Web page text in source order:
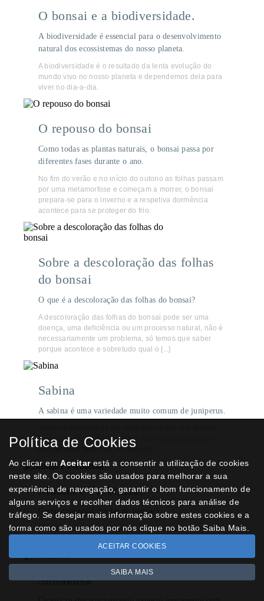
O bonsai e a biodiversidade.
A biodiversidade é essencial para o desenvolvimento
natural dos ecossistemas do nosso planeta.
A biodiversidade é o resultado da lenta evolução do
mundo vivo no nosso planeta e dependemos dela para
viver no dia-a-dia.
O repouso do bonsai
Como todas as plantas naturais, o bonsai passa por
diferentes fases durante o ano.
No fim do verão e no início do outono as folhas passam
por uma metamorfose e começam a morrer, o bonsai
prepara-se para o inverno e a respetiva dormência
acontece para se proteger do frio.
Sobre a descoloração das folhas
do bonsai
O que é a descoloração das folhas do bonsai?
A descoloração das folhas do bonsai pode ser uma
doença, uma deficiência ou um processo natural, não é
necessariamente um problema, só temos que saber
porque acontece e sobretudo qual o [...]
Sabina
A sabina é uma variedade muito comum de juniperus.
da nossa vizinha Espanha e é recolhida em grandes
quantidades pelos fãs de yamadori.
Mudas e Prébonsai
Como conseguir mudas de bonsai?
Como conseguir um bonsai ou um prébonsai a partir do
Shitakusa
Política de Cookies
Ao clicar emAceitarestá a consentir a utilização de cookies
neste site. Os cookies são usados para melhorar a sua
experiência de navegação, garantir o bom funcionamento de
alguns serviços e recolher dados técnicos para análise de
tráfego. Se desejar mais informação sobre estes cookies e a
forma como são usados por nós clique no botão Saiba Mais.
ACEITAR COOKIES
SAIBA MAIS